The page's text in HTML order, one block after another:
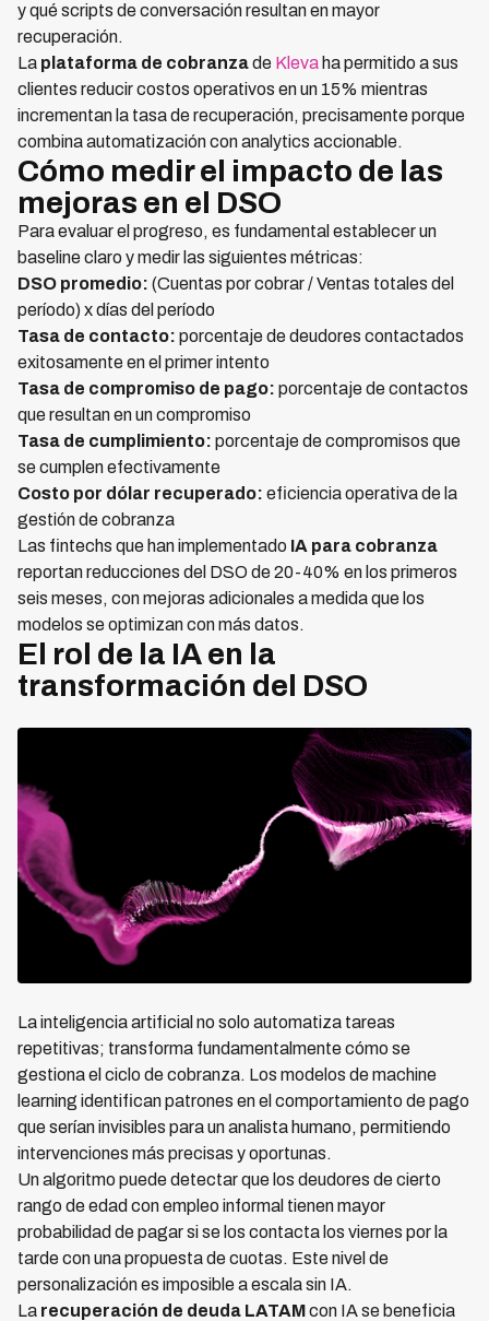
y qué scripts de conversación resultan en mayor
recuperación.
La plataforma de cobranzade Kleva ha permitido a sus
clientes reducir costos operativos en un 15% mientras
incrementan la tasa de recuperación, precisamente porque
combina automatización con analytics accionable.
Cómo medir el impacto de las
mejoras en el DSO
Para evaluar el progreso, es fundamental establecer un
baseline claro y medir las siguientes métricas:
DSO promedio: (Cuentas por cobrar / Ventas totales del
período) x días del período
Tasa de contacto: porcentaje de deudores contactados
exitosamente en el primer intento
Tasa de compromiso de pago: porcentaje de contactos
que resultan en un compromiso
Tasa de cumplimiento: porcentaje de compromisos que
se cumplen efectivamente
Costo por dólar recuperado: eficiencia operativa de la
gestión de cobranza
Las fintechs que han implementado IA para cobranza
reportan reducciones del DSO de 20-40% en los primeros
seis meses, con mejoras adicionales a medida que los
modelos se optimizan con más datos.
El rol de la IA en la
transformación del DSO
La inteligencia artificial no solo automatiza tareas
repetitivas; transforma fundamentalmente cómo se
gestiona el ciclo de cobranza. Los modelos de machine
learning identifican patrones en el comportamiento de pago
que serían invisibles para un analista humano, permitiendo
intervenciones más precisas y oportunas.
Un algoritmo puede detectar que los deudores de cierto
rango de edad con empleo informal tienen mayor
probabilidad de pagar si se los contacta los viernes por la
tarde con una propuesta de cuotas. Este nivel de
personalización es imposible a escala sin IA.
La recuperación de deuda LATAMcon IA se beneficia